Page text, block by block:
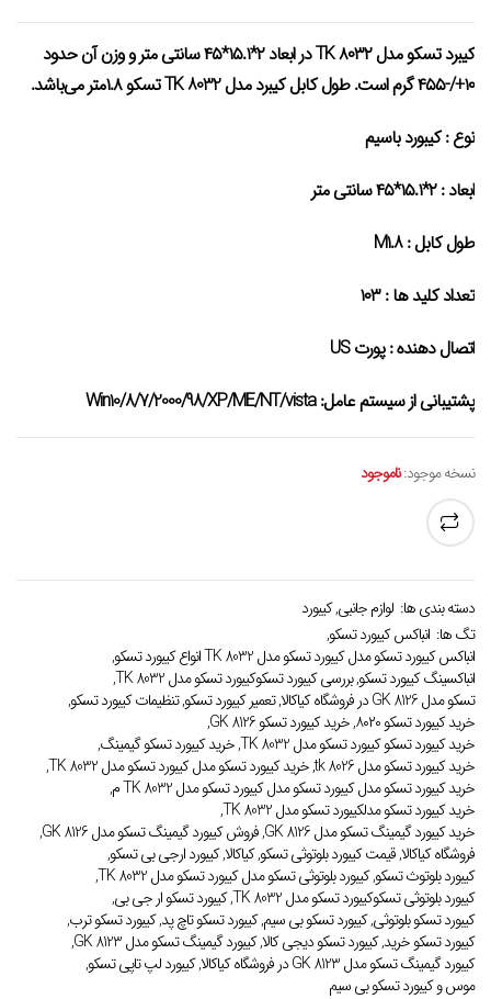
کیبرد تسکو مدل TK ۸۰۳۲ در ابعاد ۲*۱۵.۱*۴۵ سانتی متر و وزن آن حدود
۱۰+/-۴۵۵ گرم است. طول کابل کیبرد مدل TK 8032 تسکو ۱.۸متر می‌باشد.
نوع : کیبورد باسیم
ابعاد : ۲*۱۵.۱*۴۵ سانتی متر
طول کابل : M1.8
تعداد کلید ها : ۱۰۳
اتصال دهنده : پورت US
پشتیبانی از سیستم عامل: Win10/8/7/2000/98/XP/ME/NT/vista
نسخه موجود:ناموجود
دسته بندی ها: لوازم جانبی,کیبورد
تگ ها: انباکس کیبورد تسکو,
انباکس کیبورد تسکو مدل کیبورد تسکو مدل TK 8032 انواع کیبورد تسکو
,
انباکسینگ کیبورد تسکو,بررسی کیبورد تسکوکیبورد تسکو مدل TK 8032
,
تسکو مدل GK 8126 در فروشگاه کیاکالا
,تعمیر کیبورد تسکو,تنظیمات کیبورد تسکو,
خرید کیبورد تسکو ۸۰۲۰
,خرید کیبورد تسکو GK 8126
,
خرید کیبورد تسکو کیبورد تسکو مدل TK 8032
,خرید کیبورد تسکو گیمینگ,
خرید کیبورد تسکو مدل tk 8026
,خرید کیبورد تسکو مدل کیبورد تسکو مدل TK 8032
,
خرید کیبورد تسکو مدل کیبورد تسکو مدل کیبورد تسکو مدل TK 8032 م
,
خرید کیبورد تسکو مدلکیبورد تسکو مدل TK 8032
,
خرید کیبورد گیمینگ تسکو مدل GK 8126
,فروش کیبورد گیمینگ تسکو مدل GK 8126
,
فروشگاه کیاکالا,قیمت کیبورد بلوتوثی تسکو,کیاکالا,کیبورد ارجی بی تسکو,
کیبورد بلوتوث تسکو,کیبورد بلوتوثی تسکو مدل کیبورد تسکو مدل TK 8032
,
کیبورد بلوتوثی تسکوکیبورد تسکو مدل TK 8032
,کیبورد تسکو ار جی بی,
کیبورد تسکو بلوتوثی,کیبورد تسکو بی سیم,کیبورد تسکو تاچ پد,کیبورد تسکو ترب,
کیبورد تسکو خرید,کیبورد تسکو دیجی کالا,کیبورد گیمینگ تسکو مدل GK 8123
,
کیبورد گیمینگ تسکو مدل GK 8123 در فروشگاه کیاکالا
,کیبورد لپ تاپی تسکو,
موس و کیبورد تسکو بی سیم